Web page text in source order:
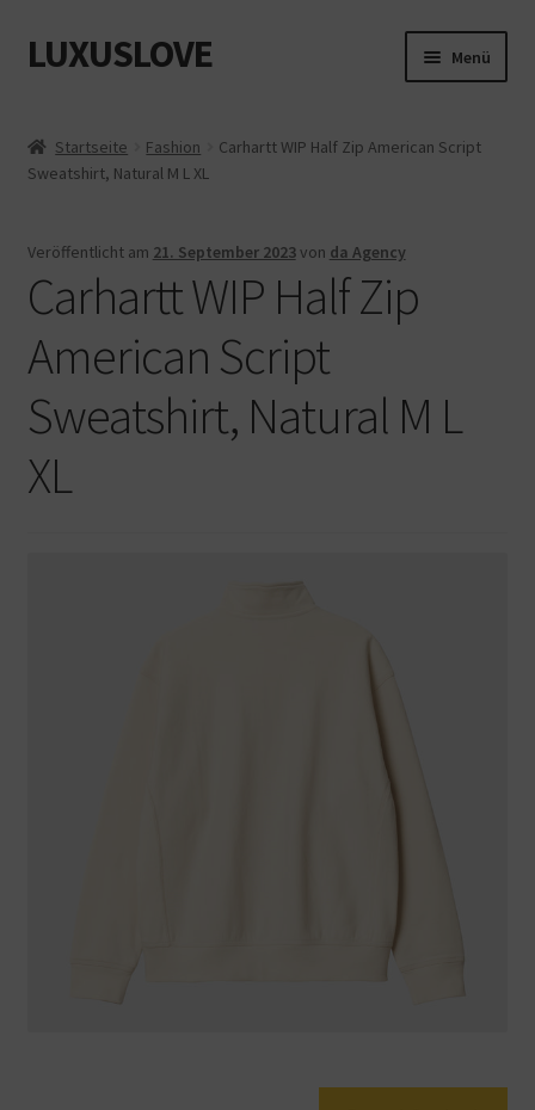
Zur
Navigation
Zum
Inhalt
LUXUSLOVE Menü
Cookie-Richtlinie (EU)
Datenschutz
Impressum
Kasse
Mein Konto
Shop
Startseite Fashion
Carhartt WIP Half Zip American Script
Sweatshirt, Natural M L XL
Veröffentlicht am 21. September 2023von da Agency
Carhartt WIP Half Zip
American Script
Sweatshirt, Natural M L
XL